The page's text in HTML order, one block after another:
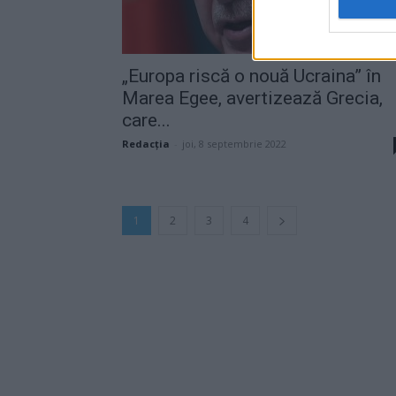
„Europa riscă o nouă Ucraina” în
Marea Egee, avertizează Grecia,
care...
Redacţia joi, 8 septembrie 2022
1 2 3 4